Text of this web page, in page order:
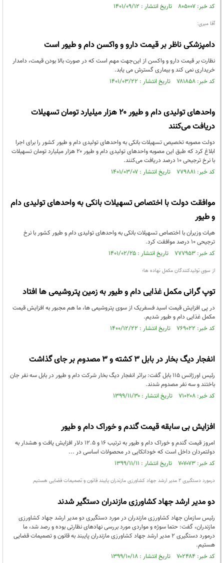
کد خبر: ۸۰۵۰۰۷ تاریخ انتشار : ۱۴۰۱/۰۹/۱۲
آقا میری:
دامپزشکی ناظر بر قیمت دارو و واکسن دام و طیور است
نظارت بر قیمت دارو و واکسن از این‌جهت مهم است که در صورت بالا بودن قیمت، دامدار
خریداری نمی کند و بیماری گسترش می یابد.
کد خبر: ۷۸۱۸۵۸ تاریخ انتشار : ۱۴۰۱/۰۳/۲۲
واحدهای تولیدی دام و طیور ۲۰ هزار میلیارد تومان تسهیلات
دریافت می‌کنند
دولت مصوبه تخصیص تسهیلات بانکی به واحدهای تولیدی دام و طیور کشور را برای اجرا
ابلاغ کرد که طبق این مصوبه واحدهای تولیدی دام و طیور ۲۰ هزار میلیارد تومان تسهیلات
با نرخ ترجیحی ۱۰ درصد دریافت می‌کنند.
کد خبر: ۷۷۹۸۸۱ تاریخ انتشار : ۱۴۰۱/۰۳/۰۷
موافقت دولت با اختصاص تسهیلات بانکی به واحدهای تولیدی دام
و طیور
هیات وزیران با اختصاص تسهیلات بانکی به واحدهای تولیدی دام و طیور کشور با نرخ
ترجیحی ۱۰ درصد موافقت کرد.
کد خبر: ۷۷۷۹۵۳ تاریخ انتشار : ۱۴۰۱/۰۲/۲۵
از سوی تولیدکنندگان مکمل نهاده ها؛
توپ گرانی مکمل غذایی دام و طیور به زمین پتروشیمی ها افتاد
در پی افزایش قیمت اسید فسفریک از سوی پتروشیمی ها، ما هم مجبور به افزایش قیمت
مکمل غذایی دام و طیور شدیم.
کد خبر: ۷۶۹۰۲۲ تاریخ انتشار : ۱۴۰۰/۱۲/۲۲
انفجار دیگ بخار در بابل 3 کشته و 3 مصدوم بر جای گذاشت
رئیس اورژانس ۱۱۵ بابل گفت: براثر انفجار دیگ بخار شرکت دام و طیور در بابل سه نفر جان
باختند و سه نفر مصدوم شدند.
کد خبر: ۷۱۰۲۰۸ تاریخ انتشار : ۱۳۹۹/۱۱/۳۰
افزایش بی سابقه قیمت گندم و خوراک دام و طیور
امروز قیمت گندم و خوراک دام و طیور به ترتیب 16 و 12.5 دلار افزایش یافت و هشدار به
دولتمردان داخل است که خوداتکایی در محصولات اساسی در ...
کد خبر: ۷۰۷۰۷۳ تاریخ انتشار : ۱۳۹۹/۱۱/۱۱
درمورد دستگیری 2 مدیر ارشد جهاد کشاورزی مازندران پایبند قانون و تصمیمات قضایی هستیم
دو مدیر ارشد جهاد کشاورزی مازندران دستگیر شدند
رئیس سازمان جهاد کشاورزی مازندران در مورد دستگیری دو مدیر ارشد جهاد کشاورزی
مازندران، گفت: حتما سوژه و مواردی مورد بررسی نهادهای نظارتی بوده و رصد شد، ما
درمورد دستگیری 2 مدیر ارشد جهاد کشاورزی مازندران پایبند به قانون و تصمیمات قضایی
هستیم.
کد خبر: ۷۰۲۴۸۴ تاریخ انتشار : ۱۳۹۹/۱۰/۱۸